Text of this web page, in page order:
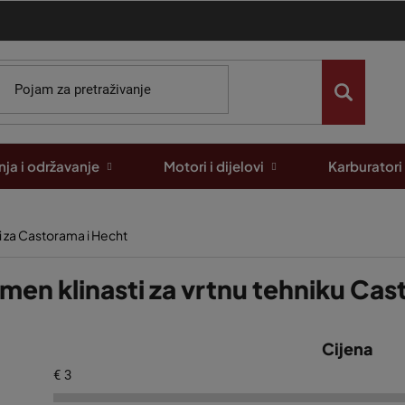
i održavanje Motori i dijelovi Karburatori
Castorama i Hecht
klinasti za vrtnu tehniku
Cijena
€ 3